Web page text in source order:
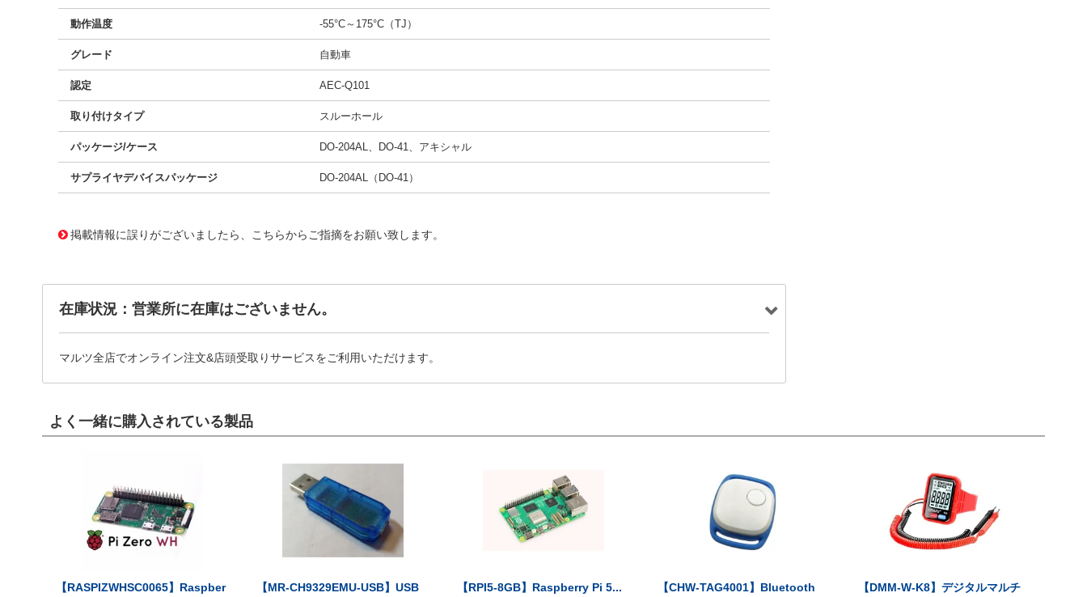
動作温度 -55°C～175°C（TJ）
グレード 自動車
認定 AEC-Q101
取り付けタイプ スルーホール
パッケージ/ケース DO-204AL、DO-41、アキシャル
サプライヤデバイスパッケージ DO-204AL（DO-41）
掲載情報に誤りがございましたら、こちらからご指摘をお願い致します。
在庫状況：営業所に在庫はございません。
マルツ全店でオンライン注文&店頭受取りサービスをご利用いただけます。
よく一緒に購入されている製品
【RASPIZWHSC0065】Raspber
【MR-CH9329EMU-USB】USB
【RPI5-8GB】Raspberry Pi 5...
【CHW-TAG4001】Bluetooth
【DMM-W-K8】デジタルマルチ